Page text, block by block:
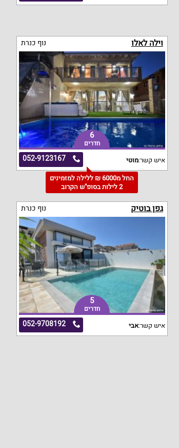
וילה לאלו נוף כנרת
6
חדרים
052-9123167 איש קשר:מוטי
החל מ6000 ₪ ללילה למזמינים
2 לילות בסופ"ש הקרוב
גפן בוטיק נוף כנרת
5
חדרים
052-9708192 איש קשר:אבי